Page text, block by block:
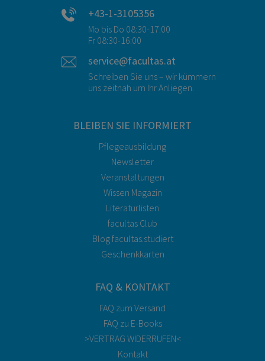
+43-1-3105356
Mo bis Do 08:30-17:00
Fr 08:30-16:00
service@facultas.at
Schreiben Sie uns – wir kümmern
uns zeitnah um Ihr Anliegen.
BLEIBEN SIE INFORMIERT
Pflegeausbildung
Newsletter
Veranstaltungen
Wissen Magazin
Literaturlisten
facultas Club
Blog facultas.studiert
Geschenkkarten
FAQ & KONTAKT
FAQ zum Versand
FAQ zu E-Books
>VERTRAG WIDERRUFEN<
Kontakt